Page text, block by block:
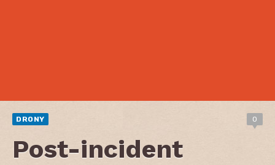
DRONY 0
Post-incident